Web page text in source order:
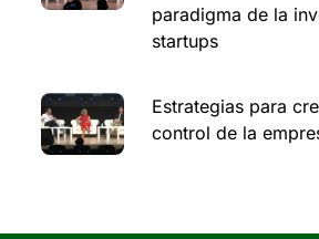
paradigma de la
startups
Estrategias para
control de la